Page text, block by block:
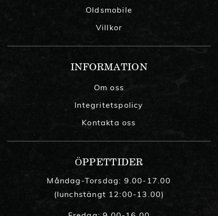
Oldsmobile
Villkor
INFORMATION
Om oss
Integritetspolicy
Kontakta oss
ÖPPETTIDER
Måndag-Torsdag: 9.00-17.00
(lunchstängt 12:00-13.00)